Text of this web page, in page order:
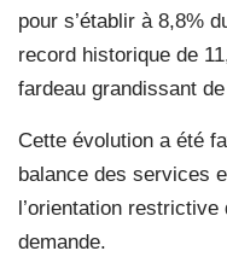
pour s’établir à 8,8%
record historique de
fardeau grandissant
Cette évolution a été
balance des services
l’orientation
demande.